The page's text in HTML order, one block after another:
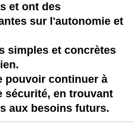
et ont des
sur l'autonomie et
simples et concrètes
pouvoir continuer à
sécurité, en trouvant
aux besoins futurs.